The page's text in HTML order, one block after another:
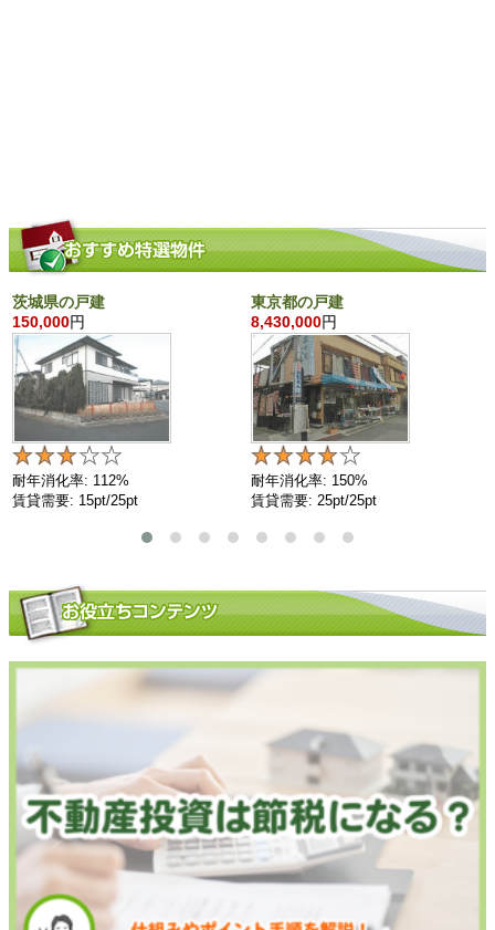
茨城県の戸建
150,000円
耐年消化率: 112%
賃貸需要: 15pt/25pt
東京都の戸建
8,430,000円
耐年消化率: 150%
賃貸需要: 25pt/25pt